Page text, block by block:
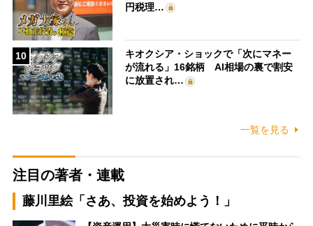
円税理…
10
キオクシア・ショックで「次にマネー
が流れる」16銘柄 AI相場の裏で割安
に放置され…
一覧を見る
注目の著者・連載
藤川里絵「さあ、投資を始めよう！」